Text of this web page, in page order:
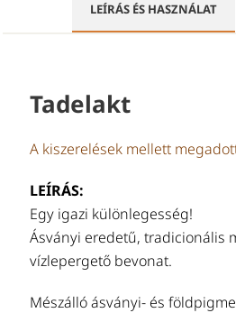
LEÍRÁS ÉS HASZNÁLAT
Tadelakt
A kiszerelések mellett
LEÍRÁS:
Egy igazi különlegesség!
Ásványi eredetű, tradicionális
vízlepergető bevonat.
Mészálló ásványi- és